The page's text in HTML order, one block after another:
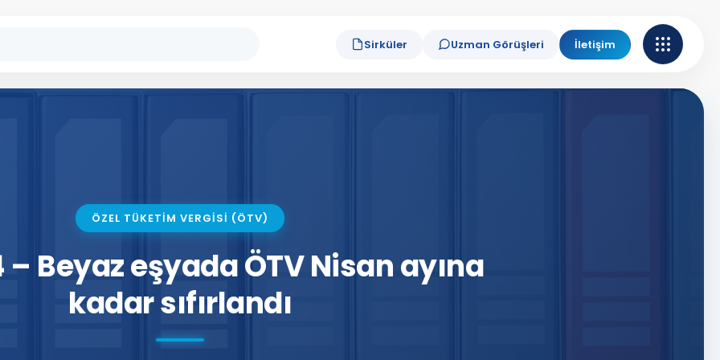
Sirküler Uzman Görüşleri İletişim
ÖZEL TÜKETİM VERGİSİ (ÖTV)
– Beyaz eşyada ÖTV Nisan ayına
kadar sıfırlandı